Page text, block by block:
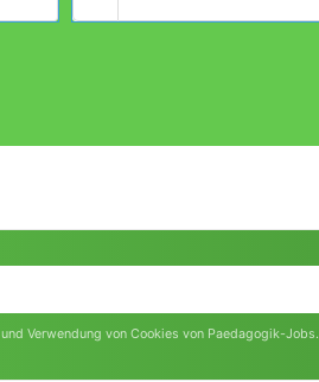
und Verwendung von Cookies von Paedagogik-Jobs.